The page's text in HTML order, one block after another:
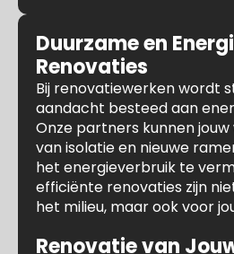
Duurzame en
Renovaties
Bij renovatiewerken wordt
aandacht besteed aan
Onze partners kunnen
van isolatie en nieuwe
het energieverbruik te
efficiënte renovaties zijn
het milieu, maar ook voor
Renovatie van